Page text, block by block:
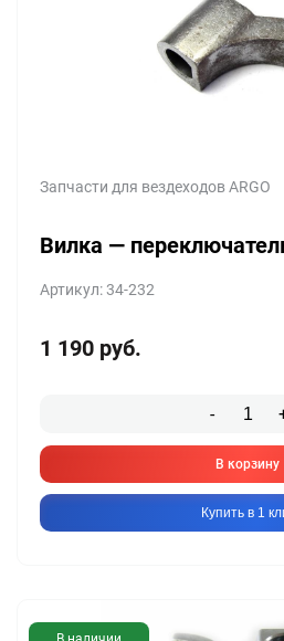
Запчасти для вездеходов ARGO
Вилка —
Артикул: 34-232
1 190 руб.
-
В корзину
Купить в 1